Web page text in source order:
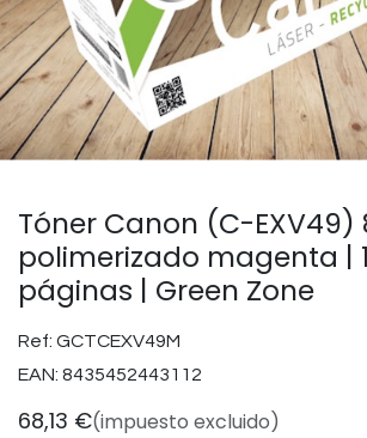
Tóner Canon (C-EXV49)
polimerizado magenta |
páginas | Green Zone
Ref: GCTCEXV49M
EAN: 8435452443112
68,13 €(impuesto excluido)